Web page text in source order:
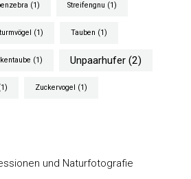
(1) Streifengnu (1)
(1) Tauben (1)
(1) Unpaarhufer (2)
Zuckervogel (1)
und Naturfotografie